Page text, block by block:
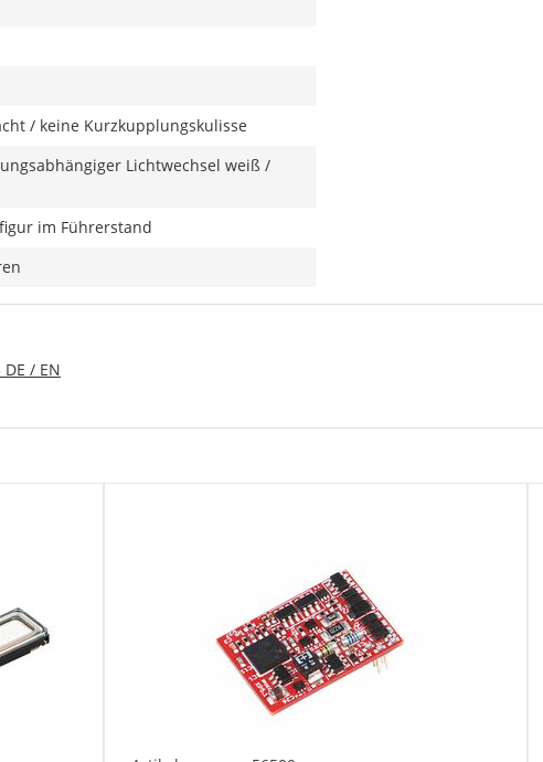
/ keine Kurzkupplungskulisse
Lichtwechsel weiß /
im Führerstand
/ EN